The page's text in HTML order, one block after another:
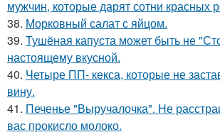
мужчин, которые дарят сотни красных
38. Морковный салат с яйцом.
39. Тушёная капуста может быть не
настоящему вкусной.
40. Четыре ПП- кекса, которые не
вину.
41. Печенье "Выручалочка". Не
вас прокисло молоко.